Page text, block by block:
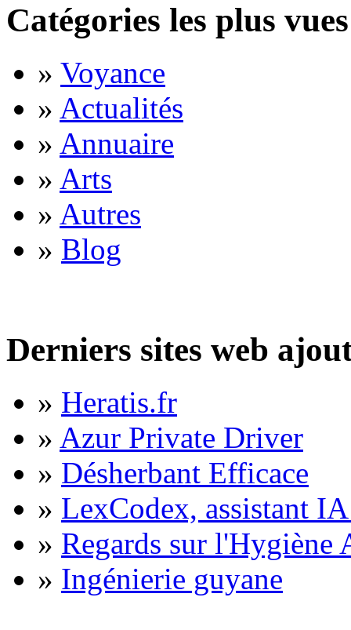
Catégories les plus vues
» Voyance
» Actualités
» Annuaire
» Arts
» Autres
» Blog
Derniers sites web
» Heratis.fr
» Azur Private Driver
» Désherbant Efficace
» LexCodex, assistant
» Regards sur l'Hygiène
» Ingénierie guyane